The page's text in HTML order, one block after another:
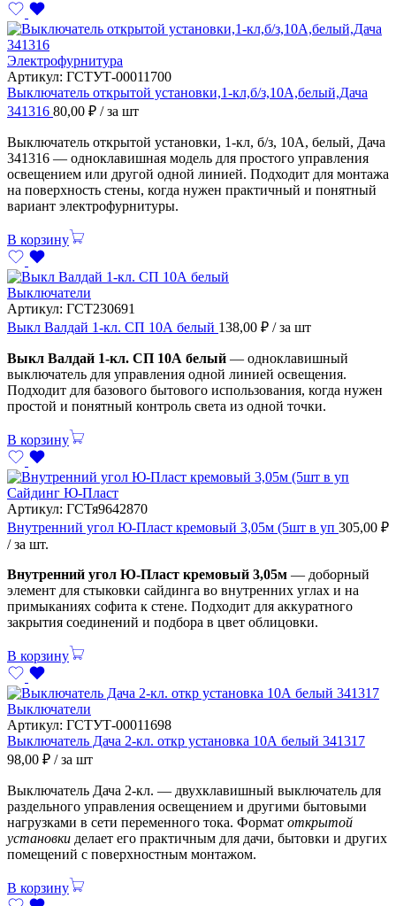
Электрофурнитура
Артикул: ГСТУТ-00011700
Выключатель открытой установки,1-кл,б/з,10А,белый,Дача
341316 80,00 ₽ / за шт
Выключатель открытой установки, 1-кл, б/з, 10А, белый, Дача
341316 — одноклавишная модель для простого управления
освещением или другой одной линией. Подходит для монтажа
на поверхность стены, когда нужен практичный и понятный
вариант электрофурнитуры.
В корзину
Выключатели
Артикул: ГСТ230691
Выкл Валдай 1-кл. СП 10А белый 138,00 ₽ / за шт
Выкл Валдай 1-кл. СП 10А белый — одноклавишный
выключатель для управления одной линией освещения.
Подходит для базового бытового использования, когда нужен
простой и понятный контроль света из одной точки.
В корзину
Сайдинг Ю-Пласт
Артикул: ГСТя9642870
Внутренний угол Ю-Пласт кремовый 3,05м (5шт в уп 305,00 ₽
/ за шт.
Внутренний угол Ю-Пласт кремовый 3,05м — доборный
элемент для стыковки сайдинга во внутренних углах и на
примыканиях софита к стене. Подходит для аккуратного
закрытия соединений и подбора в цвет облицовки.
В корзину
Выключатели
Артикул: ГСТУТ-00011698
Выключатель Дача 2-кл. откр установка 10А белый 341317
98,00 ₽ / за шт
Выключатель Дача 2-кл. — двухклавишный выключатель для
раздельного управления освещением и другими бытовыми
нагрузками в сети переменного тока. Формат открытой
установки делает его практичным для дачи, бытовки и других
помещений с поверхностным монтажом.
В корзину